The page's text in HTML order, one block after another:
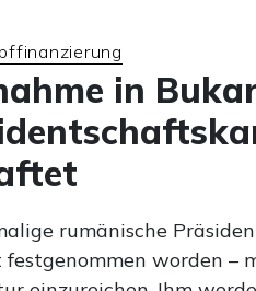
in
rumänische
festgenommen worden –